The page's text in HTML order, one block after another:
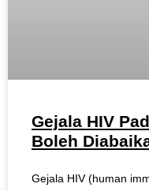
Gejala HIV
Boleh
Gejala HIV (human